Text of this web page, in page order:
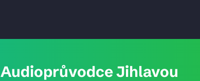
Audioprůvodce Jihlavou